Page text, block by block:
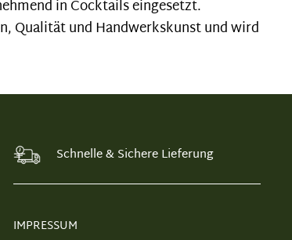
in Cocktails eingesetzt.
Qualität und Handwerkskunst und wird
Schnelle & Sichere Lieferung
IMPRESSUM